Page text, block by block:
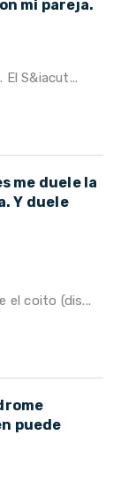
mi pareja.
S&iacut...
me duele la
Y duele
el coito (dis...
puede